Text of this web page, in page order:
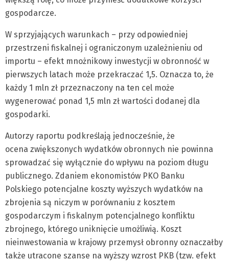
gospodarcze.
W sprzyjających warunkach – przy odpowiedniej
przestrzeni fiskalnej i ograniczonym uzależnieniu od
importu – efekt mnożnikowy inwestycji w obronność w
pierwszych latach może przekraczać 1,5. Oznacza to, że
każdy 1 mln zł przeznaczony na ten cel może
wygenerować ponad 1,5 mln zł wartości dodanej dla
gospodarki.
Autorzy raportu podkreślają jednocześnie, że
ocena zwiększonych wydatków obronnych nie powinna
sprowadzać się wyłącznie do wpływu na poziom długu
publicznego. Zdaniem ekonomistów PKO Banku
Polskiego potencjalne koszty wyższych wydatków na
zbrojenia są niczym w porównaniu z kosztem
gospodarczym i fiskalnym potencjalnego konfliktu
zbrojnego, którego uniknięcie umożliwią. Koszt
nieinwestowania w krajowy przemysł obronny oznaczałby
także utracone szanse na wyższy wzrost PKB (tzw. efekt